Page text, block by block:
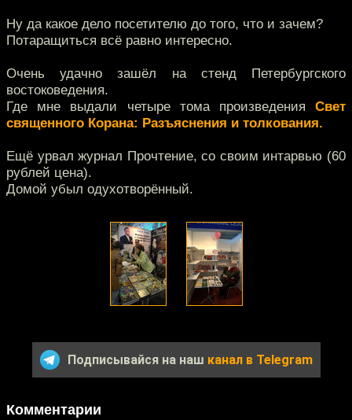
Ну да какое дело посетителю до того, что и зачем?
Потаращиться всё равно интересно.
Очень удачно зашёл на стенд Петербургского
востоковедения.
Где мне выдали четыре тома произведения Свет
священного Корана: Разъяснения и толкования.
Ещё урвал журнал Прочтение, со своим интарвью (60
рублей цена).
Домой убыл одухотворённый.
Подписывайся на наш канал в Telegram
Комментарии